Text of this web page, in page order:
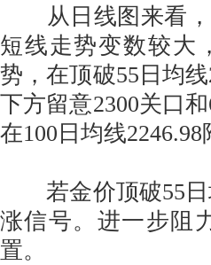
从日线图来看，
短线走势变数较大
势，在顶破55日均
下方留意2300关口
在100日均线2246.98
若金价顶破55日
涨信号。进一步阻
置。